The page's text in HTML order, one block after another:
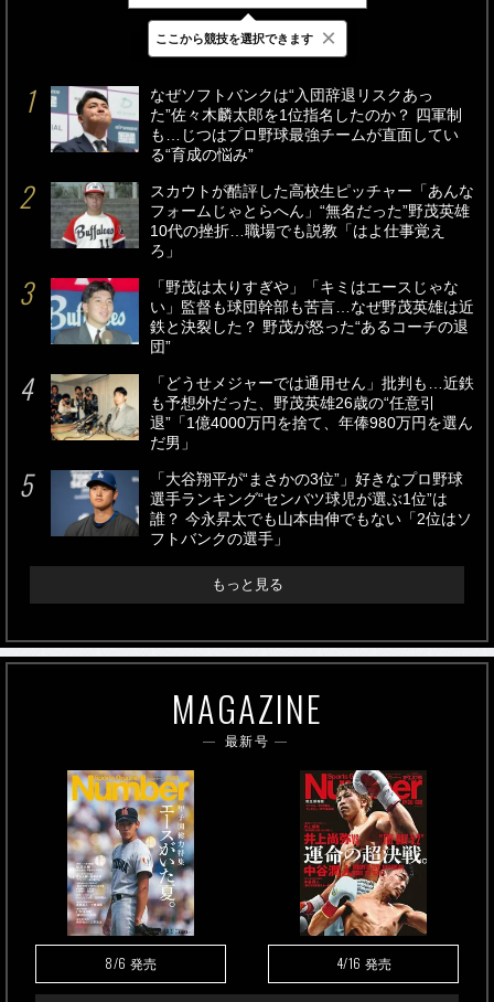
最新 24時間 週間
なぜソフトバンクは“入団辞退リスクあっ
た”佐々木麟太郎を1位指名したのか？ 四軍制
も…じつはプロ野球最強チームが直面してい
る“育成の悩み”
スカウトが酷評した高校生ピッチャー「あんな
フォームじゃとらへん」“無名だった”野茂英雄
10代の挫折…職場でも説教「はよ仕事覚え
ろ」
「野茂は太りすぎや」「キミはエースじゃな
い」監督も球団幹部も苦言…なぜ野茂英雄は近
鉄と決裂した？ 野茂が怒った“あるコーチの退
団”
「どうせメジャーでは通用せん」批判も…近鉄
も予想外だった、野茂英雄26歳の“任意引
退”「1億4000万円を捨て、年俸980万円を選ん
だ男」
「大谷翔平が“まさかの3位”」好きなプロ野球
選手ランキング“センバツ球児が選ぶ1位”は
誰？ 今永昇太でも山本由伸でもない「2位はソ
フトバンクの選手」
もっと見る
MAGAZINE
最新号
8/6 発売 4/16 発売
ここから競技を選択できます ×